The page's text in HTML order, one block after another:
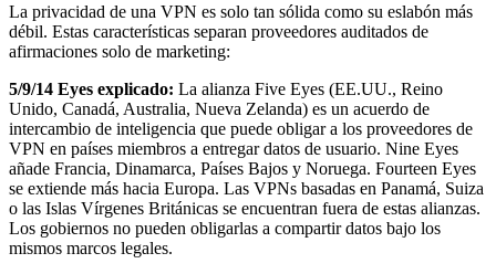
La privacidad de una VPN es solo tan sólida como su eslabón más
débil. Estas características separan proveedores auditados de
afirmaciones solo de marketing:
5/9/14 Eyes explicado: La alianza Five Eyes (EE.UU., Reino
Unido, Canadá, Australia, Nueva Zelanda) es un acuerdo de
intercambio de inteligencia que puede obligar a los proveedores de
VPN en países miembros a entregar datos de usuario. Nine Eyes
añade Francia, Dinamarca, Países Bajos y Noruega. Fourteen Eyes
se extiende más hacia Europa. Las VPNs basadas en Panamá, Suiza
o las Islas Vírgenes Británicas se encuentran fuera de estas alianzas.
Los gobiernos no pueden obligarlas a compartir datos bajo los
mismos marcos legales.